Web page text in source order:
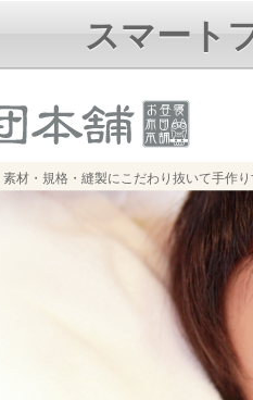
スマート
材・規格・縫製にこだわり抜いて手作